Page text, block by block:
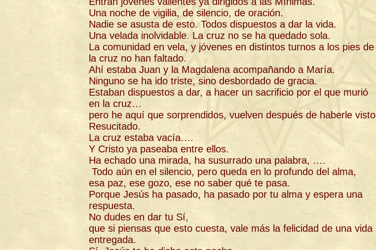
Una noche de vigilia, de silencio, de oración.
Nadie se asusta de esto. Todos dispuestos a dar la vida.
Una velada inolvidable. La cruz no se ha quedado sola.
La comunidad en vela, y jóvenes en distintos turnos a los pies de
la cruz no han faltado.
Ahí estaba Juan y la Magdalena acompañando a María.
Ninguno se ha ido triste, sino desbordado de gracia.
Estaban dispuestos a dar, a hacer un sacrificio por el que murió
en la cruz…
pero he aquí que sorprendidos, vuelven después de haberle visto
Resucitado.
La cruz estaba vacía….
Y Cristo ya paseaba entre ellos.
Ha echado una mirada, ha susurrado una palabra, ….
Todo aún en el silencio, pero queda en lo profundo del alma,
esa paz, ese gozo, ese no saber qué te pasa.
Porque Jesús ha pasado, ha pasado por tu alma y espera una
respuesta.
No dudes en dar tu Sí,
que si piensas que esto cuesta, vale más la felicidad de una vida
entregada.